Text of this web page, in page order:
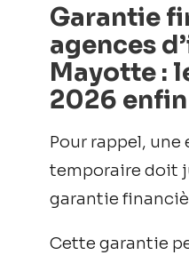
Garantie
agences
Mayotte :
2026
Pour rappel,
temporaire doit
garantie
Cette garantie